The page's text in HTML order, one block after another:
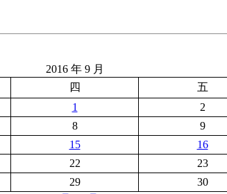
2016 年 9 月
四 五
1
2
8 9
15 16
22 23
29
30